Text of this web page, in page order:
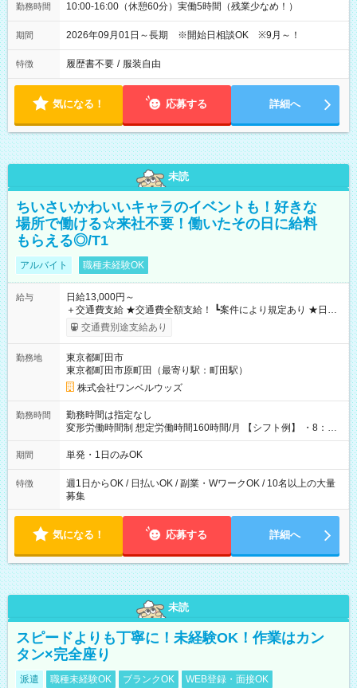
勤務時間 10:00-16:00（休憩60分）実働5時間（残業少なめ！）
期間 2026年09月01日～長期 ※開始日相談OK ※9月～！
特徴 履歴書不要 / 服装自由
気になる！ 応募する 詳細へ
未読
ちいさいかわいいキャラのイベントも！好きな
場所で働ける☆来社不要！働いたその日に給料
もらえる◎/T1
アルバイト 職種未経験OK
給与
日給13,000円～
＋交通費支給 ★交通費全額支給！ ┗案件により規定あり ★日払
いOK！（規定あり） ┗働いたその日に現金GET♪ お仕事後はコ
ンビニATMから 日払い分を引き落とせます！ 【試用期間】試
交通費別途支給あり
勤務地
東京都町田市
東京都町田市原町田（最寄り駅：町田駅）
株式会社ワンベルウッズ
勤務時間
勤務時間は指定なし
変形労働時間制 想定労働時間160時間/月 【シフト例】 ・8：00
～21：00
期間 単発・1日のみOK
特徴
週1日からOK / 日払いOK / 副業・WワークOK / 10名以上の大量
募集
気になる！ 応募する 詳細へ
未読
スピードよりも丁寧に！未経験OK！作業はカン
タン×完全座り
派遣 職種未経験OK ブランクOK WEB登録・面接OK